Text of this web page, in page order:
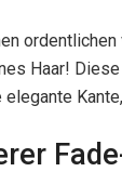
Haar!
elegante